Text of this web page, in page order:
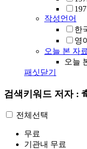
작성언어
한
영
오늘 본 자료
오늘
패싯닫기
검색키워드 저자 :
전체선택
무료
기관내 무료